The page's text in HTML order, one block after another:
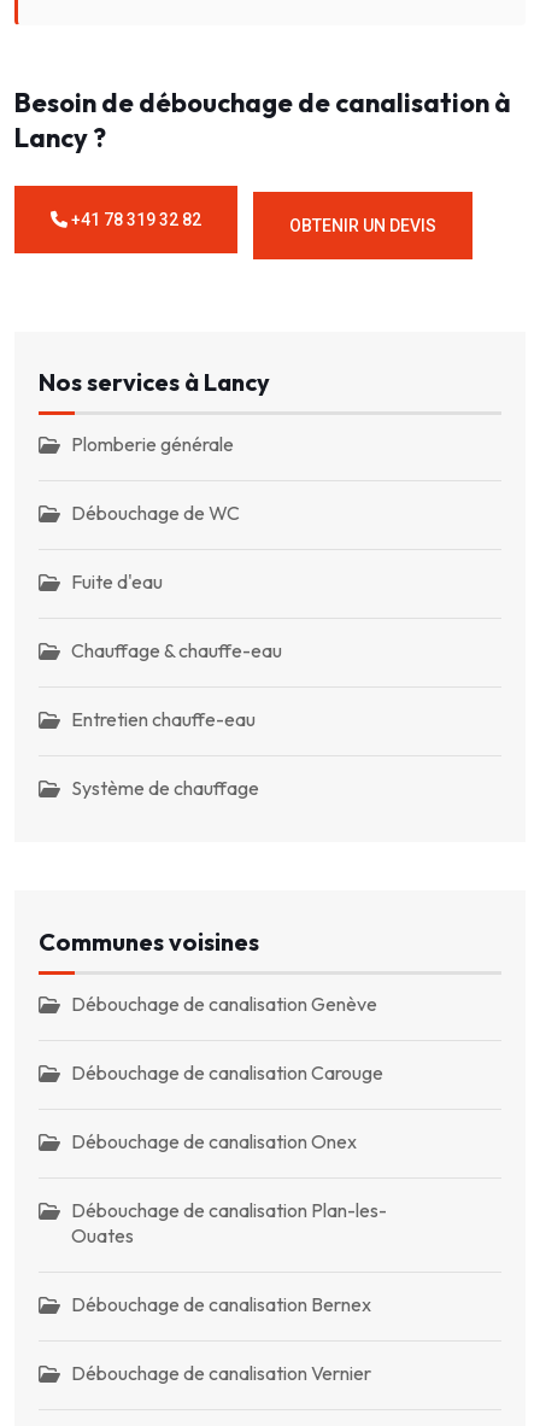
Besoin de débouchage de canalisation à
Lancy ?
+41 78 319 32 82 OBTENIR UN DEVIS
Nos services à Lancy
Plomberie générale
Débouchage de WC
Fuite d'eau
Chauffage & chauffe-eau
Entretien chauffe-eau
Système de chauffage
Communes voisines
Débouchage de canalisation Genève
Débouchage de canalisation Carouge
Débouchage de canalisation Onex
Débouchage de canalisation Plan-les-
Ouates
Débouchage de canalisation Bernex
Débouchage de canalisation Vernier